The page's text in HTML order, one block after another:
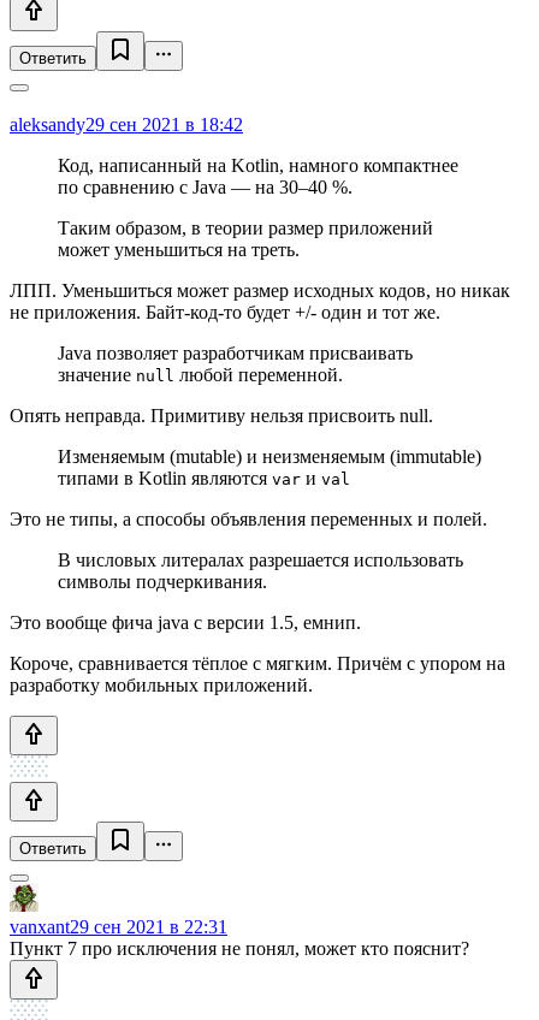
Ответить
aleksandy29 сен 2021 в 18:42
Код, написанный на Kotlin, намного компактнее
по сравнению с Java — на 30–40 %.
Таким образом, в теории размер приложений
может уменьшиться на треть.
ЛПП. Уменьшиться может размер исходных кодов, но никак
не приложения. Байт-код-то будет +/- один и тот же.
Java позволяет разработчикам присваивать
значение null любой переменной.
Опять неправда. Примитиву нельзя присвоить null.
Изменяемым (mutable) и неизменяемым (immutable)
типами в Kotlin являются var и val
Это не типы, а способы объявления переменных и полей.
В числовых литералах разрешается использовать
символы подчеркивания.
Это вообще фича java с версии 1.5, емнип.
Короче, сравнивается тёплое с мягким. Причём с упором на
разработку мобильных приложений.
Ответить
vanxant29 сен 2021 в 22:31
Пункт 7 про исключения не понял, может кто пояснит?